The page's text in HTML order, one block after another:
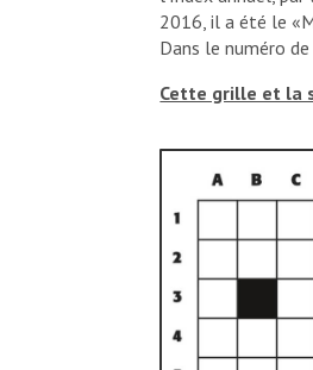
2016, il a été le
Dans le numéro
Cette grille et la